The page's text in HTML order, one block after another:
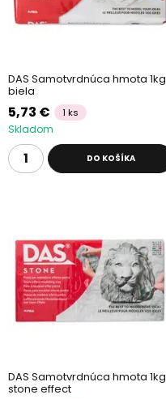
DAS Samotvrdnúca hmota 1kg
biela
5,73 € 1 ks
Skladom
DO KOŠÍKA
DAS Samotvrdnúca hmota 1kg
stone effect